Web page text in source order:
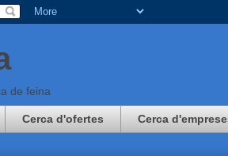
de feina
Cerca d'ofertes Cerca